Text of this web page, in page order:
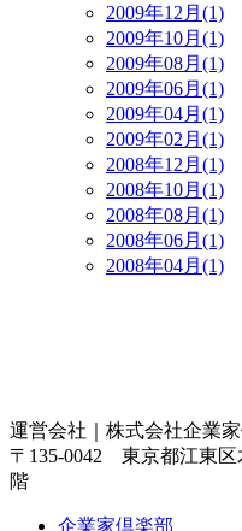
2009年12月(1)
2009年10月(1)
2009年08月(1)
2009年06月(1)
2009年04月(1)
2009年02月(1)
2008年12月(1)
2008年10月(1)
2008年08月(1)
2008年06月(1)
2008年04月(1)
運営会社｜ 株式会社企業
〒135-0042 東京都江東
階
企業家倶楽部